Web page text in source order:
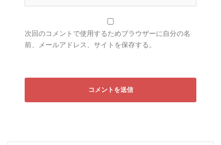
次回のコメントで使用するためブラウザーに自分の名
前、メールアドレス、サイトを保存する。